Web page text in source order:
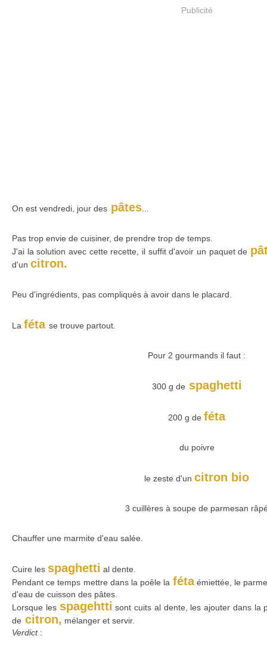
Publicité
On est vendredi, jour des pâtes
Pas trop envie de cuisiner, de prendre trop de temps.
J'ai la solution avec cette recette, il suffit d'avoir un paquet de
d'un citron.
Peu d'ingrédients, pas compliqués à avoir dans le placard.
La féta se trouve partout.
Pour 2 gourmands il faut :
300 g de spaghetti
200 g de féta
du poivre
le zeste d'un citron bio
3 cuillères à soupe de parmesan
Chauffer une marmite d'eau salée.
Cuire les spaghetti al dente.
Pendant ce temps mettre dans la poêle la fétaémiettée, le
d'eau de cuisson des pâtes.
Lorsque les spagehtti sont cuits al dente, les ajouter dans la
de citron, mélanger et servir.
Verdict :